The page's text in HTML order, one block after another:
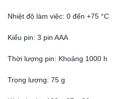
Nhiệt độ làm việc: 0 đến +75 °C
Kiểu pin: 3 pin AAA
Thời lượng pin: Khoảng 1000 h
Trọng lượng: 75 g